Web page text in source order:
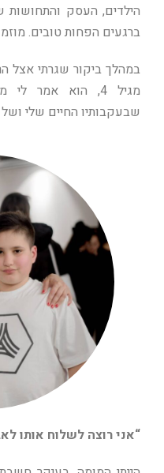
הילדים, העסק והתחושות
ברגעים הפחות טובים.
במהלך ביקור שגרתי אצל
מגיל 4, הוא
שבעקבותיו החיים שלי
“אני רוצה לשלוח אותו